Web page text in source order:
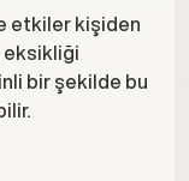
etkiler kişiden
eksikliği
bir şekilde bu